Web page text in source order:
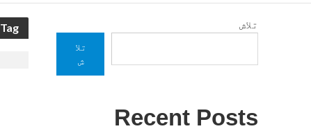
Tag - مختلف تلاش
تلا
ش
Recent Posts